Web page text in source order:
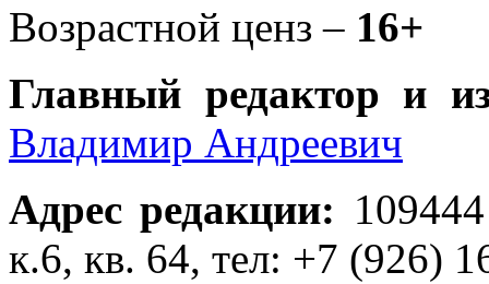
Возрастной ценз – 16+
Главный редактор и
Владимир Андреевич
Адрес редакции:
к.6, кв. 64, тел: +7 (926)